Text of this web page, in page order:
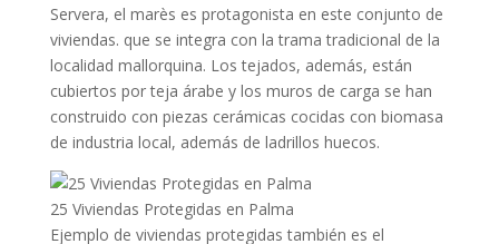
Servera, el marès es protagonista en este conjunto de
viviendas. que se integra con la trama tradicional de la
localidad mallorquina. Los tejados, además, están
cubiertos por teja árabe y los muros de carga se han
construido con piezas cerámicas cocidas con biomasa
de industria local, además de ladrillos huecos.
25 Viviendas Protegidas en Palma
Ejemplo de viviendas protegidas también es el